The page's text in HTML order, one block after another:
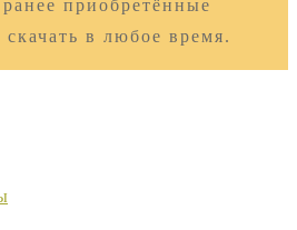
приобретённые
в любое время.